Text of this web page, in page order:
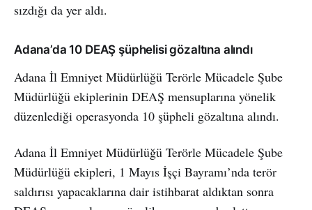
sızdığı da yer aldı.
Adana’da 10 DEAŞ şüphelisi gözaltına alındı
Adana İl Emniyet Müdürlüğü Terörle Mücadele Şube
Müdürlüğü ekiplerinin DEAŞ mensuplarına yönelik
düzenlediği operasyonda 10 şüpheli gözaltına alındı.
Adana İl Emniyet Müdürlüğü Terörle Mücadele Şube
Müdürlüğü ekipleri, 1 Mayıs İşçi Bayramı’nda terör
saldırısı yapacaklarına dair istihbarat aldıktan sonra